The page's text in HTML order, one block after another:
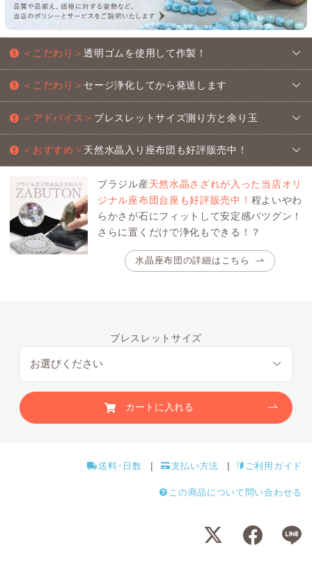
＜こだわり＞透明ゴムを使用して作製！
＜こだわり＞ セージ浄化してから発送します
＜アドバイス＞ ブレスレットサイズ測り方と余り玉
＜おすすめ＞ 天然水晶入り座布団も好評販売中！
ブラジル産天然水晶さざれが入った当店オリ
ジナル座布団台座も好評販売中！ 程よいやわ
らかさが石にフィットして安定感バツグン！
さらに置くだけで浄化もできる！？
水晶座布団の詳細はこちら
ブレスレットサイズ
カートに入れる
送料･日数 支払い方法 ご利用ガイド
この商品について問い合わせる